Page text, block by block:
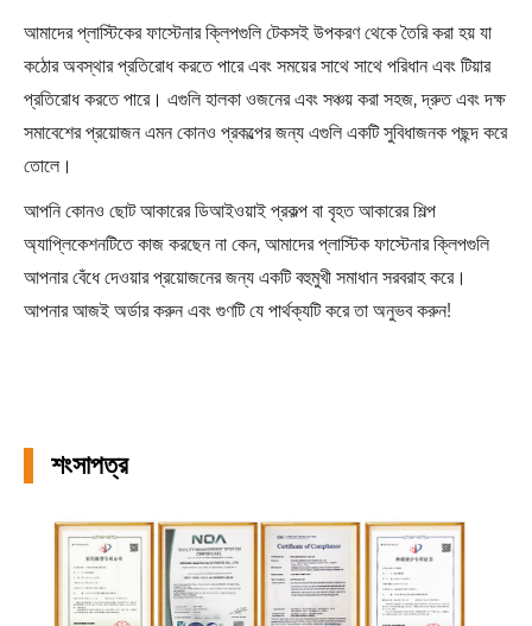
আমাদের প্লাস্টিকের ফাস্টেনার ক্লিপগুলি টেকসই উপকরণ থেকে তৈরি করা হয় যা
কঠোর অবস্থার প্রতিরোধ করতে পারে এবং সময়ের সাথে সাথে পরিধান এবং টিয়ার
প্রতিরোধ করতে পারে। এগুলি হালকা ওজনের এবং সঞ্চয় করা সহজ, দ্রুত এবং দক্ষ
সমাবেশের প্রয়োজন এমন কোনও প্রকল্পের জন্য এগুলি একটি সুবিধাজনক পছন্দ করে
তোলে।
আপনি কোনও ছোট আকারের ডিআইওয়াই প্রকল্প বা বৃহত আকারের শিল্প
অ্যাপ্লিকেশনটিতে কাজ করছেন না কেন, আমাদের প্লাস্টিক ফাস্টেনার ক্লিপগুলি
আপনার বেঁধে দেওয়ার প্রয়োজনের জন্য একটি বহুমুখী সমাধান সরবরাহ করে।
আপনার আজই অর্ডার করুন এবং গুণটি যে পার্থক্যটি করে তা অনুভব করুন!
শংসাপত্র